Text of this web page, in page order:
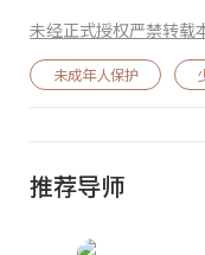
未经正式授权严禁转载
未成年人保护
推荐导师